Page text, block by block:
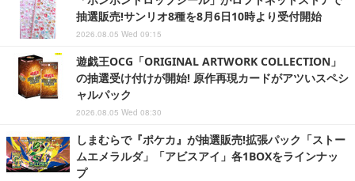
抽選販売!サンリオ8種を8月6日10時より受付開始
2026.08.05 Wed 09:15
遊戯王OCG「ORIGINAL ARTWORK COLLECTION」
の抽選受け付けが開始! 原作再現カードがアツいスペシ
ャルパック
2026.08.05 Wed 08:30
しまむらで『ポケカ』が抽選販売!拡張パック「ストー
ムエメラルダ」「アビスアイ」各1BOXをラインナッ
プ